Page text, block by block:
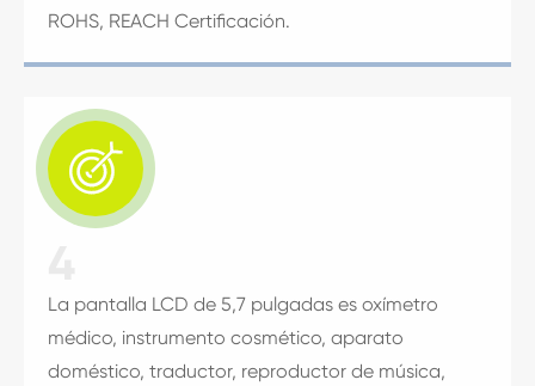
ROHS, REACH Certificación.

La pantalla LCD de 5,7 pulgadas es oxímetro
médico, instrumento cosmético, aparato
doméstico, traductor, reproductor de música,